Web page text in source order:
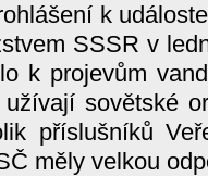
k
SSSR v
k projevům
sovětské
příslušníků
měly velkou